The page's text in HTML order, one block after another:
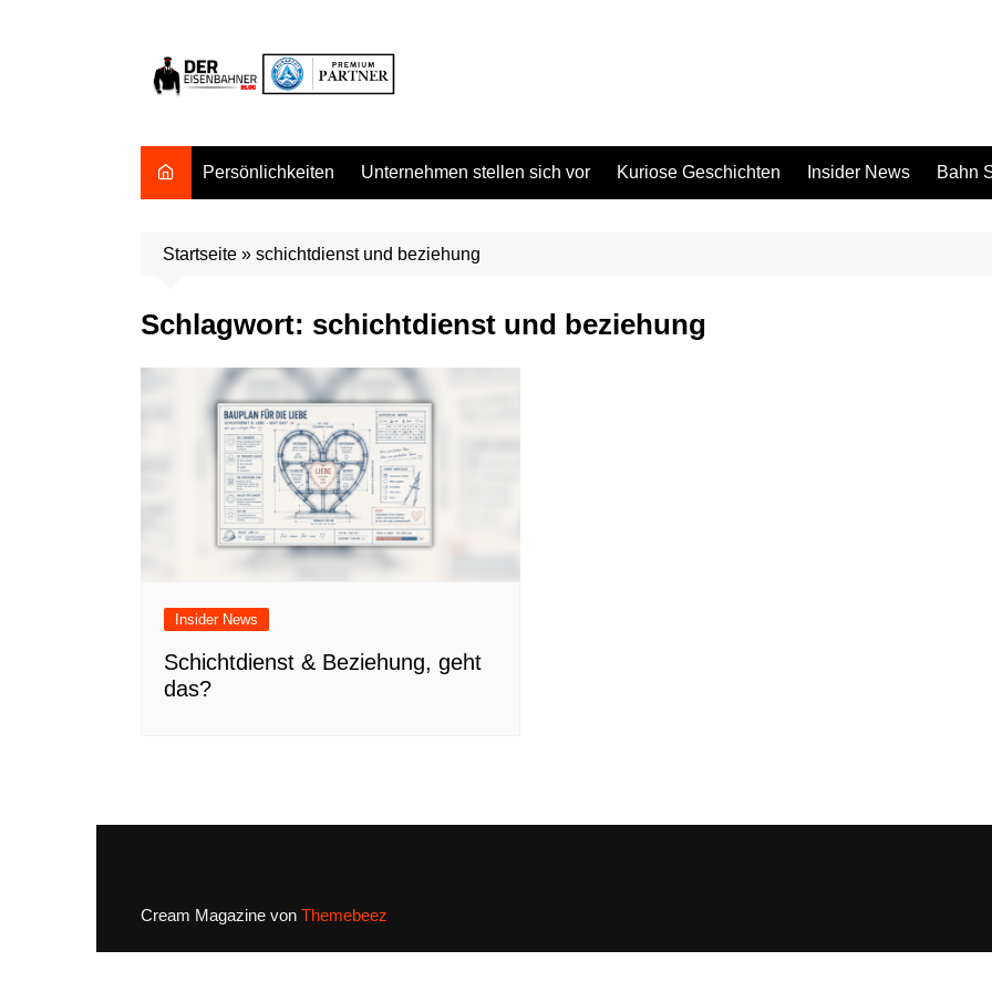
Persönlichkeiten Unternehmen stellen sich vor Kuriose Geschichten Insider News Bahn
Startseite » schichtdienst und beziehung
Schlagwort: schichtdienst und beziehung
Insider News
Schichtdienst & Beziehung, geht
das?
Cream Magazine von Themebeez